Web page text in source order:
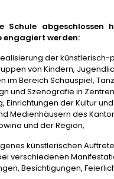
Schule abgeschlossen
engagiert werden:
der
von Kindern,
im Bereich Schauspiel,
und Szenografie in
Einrichtungen der Kultur
Medienhäusern des
und der Region,
künstlerischen
verschiedenen
Besichtigungen,